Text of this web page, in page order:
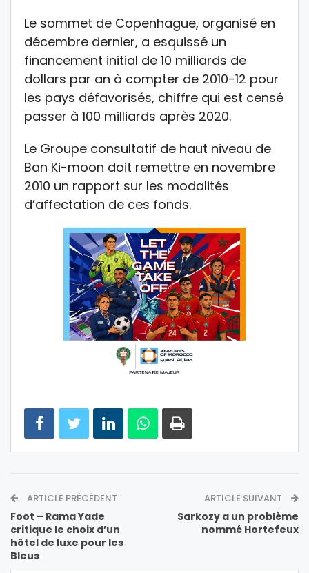
Le sommet de Copenhague, organisé en
décembre dernier, a esquissé un
financement initial de 10 milliards de
dollars par an à compter de 2010-12 pour
les pays défavorisés, chiffre qui est censé
passer à 100 milliards après 2020.
Le Groupe consultatif de haut niveau de
Ban Ki-moon doit remettre en novembre
2010 un rapport sur les modalités
d’affectation de ces fonds.
ARTICLE PRÉCÉDENT
Foot – Rama Yade
critique le choix d’un
hôtel de luxe pour les
Bleus
ARTICLE SUIVANT
Sarkozy a un problème
nommé Hortefeux